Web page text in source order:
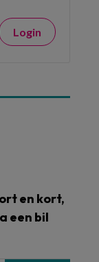
Login
en kort,
een bil